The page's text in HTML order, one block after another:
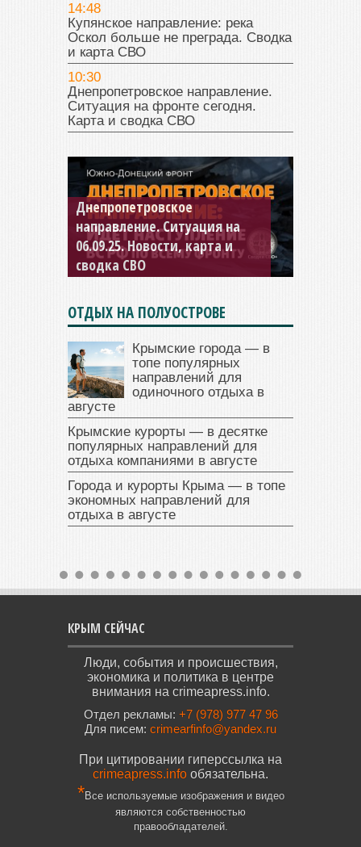
14:48
Купянское направление: река
Оскол больше не преграда. Сводка
и карта СВО
10:30
Днепропетровское направление.
Ситуация на фронте сегодня.
Карта и сводка СВО
Днепропетровское
направление. Ситуация на
06.09.25. Новости, карта и
сводка СВО
Константиновское
направление. Ситуация на
04.09.25 Новости, карта и
сводка СВО
ОТДЫХ НА ПОЛУОСТРОВЕ
Крымские города — в
топе популярных
направлений для
одиночного отдыха в
августе
Крымские курорты — в десятке
популярных направлений для
отдыха компаниями в августе
Города и курорты Крыма — в топе
экономных направлений для
отдыха в августе
КРЫМ СЕЙЧАС
Люди, события и происшествия,
экономика и политика в центре
внимания на crimeapress.info.
Отдел рекламы: +7 (978) 977 47 96
Для писем: crimearfinfo@yandex.ru
При цитировании гиперссылка на
crimeapress.info обязательна.
*Все используемые изображения и видео
являются собственностью
правообладателей.